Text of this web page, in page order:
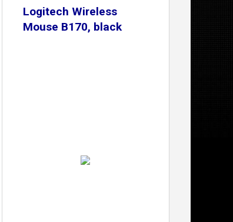
Logitech Wireless
Mouse B170, black